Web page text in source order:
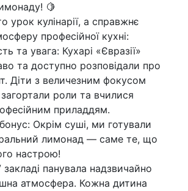
🍋
урок кулінарії, а справжнє
професійної кухні:
та увага: Кухарі «Євразії»
та доступно розповідали про
Діти з величезним фокусом
роли та вчилися
приладдям.
Окрім суші, ми готували
лимонад — саме те, що
настрою!
панувала надзвичайно
атмосфера. Кожна дитина